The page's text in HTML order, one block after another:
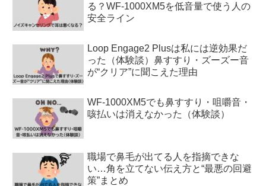
る？WF-1000XM5を低音量で使う人の
安全ライン
Loop Engage2 Plusは私には逆効果だ
った（体験談）鼻すすり・ズーズー音
が“クリア”に聞こえた理由
WF-1000XM5でも鼻すすり・咀嚼音・
咳払いは消えなかった（体験談）
職場で鼻毛が出てる人を指摘できな
い…角を立てない伝え方と“最悪の回避
策”まとめ